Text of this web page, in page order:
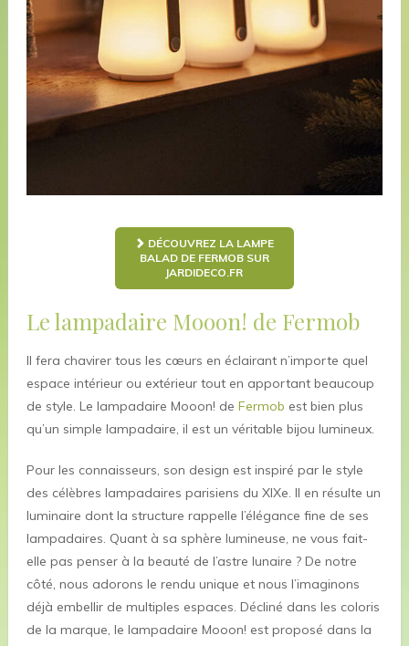
DÉCOUVREZ LA LAMPE
BALAD DE FERMOB SUR
JARDIDECO.FR
Le lampadaire Mooon! de Fermob
Il fera chavirer tous les cœurs en éclairant n’importe quel
espace intérieur ou extérieur tout en apportant beaucoup
de style. Le lampadaire Mooon! de Fermob est bien plus
qu’un simple lampadaire, il est un véritable bijou lumineux.
Pour les connaisseurs, son design est inspiré par le style
des célèbres lampadaires parisiens du XIXe. Il en résulte un
luminaire dont la structure rappelle l’élégance fine de ses
lampadaires. Quant à sa sphère lumineuse, ne vous fait-
elle pas penser à la beauté de l’astre lunaire ? De notre
côté, nous adorons le rendu unique et nous l’imaginons
déjà embellir de multiples espaces. Décliné dans les coloris
de la marque, le lampadaire Mooon! est proposé dans la